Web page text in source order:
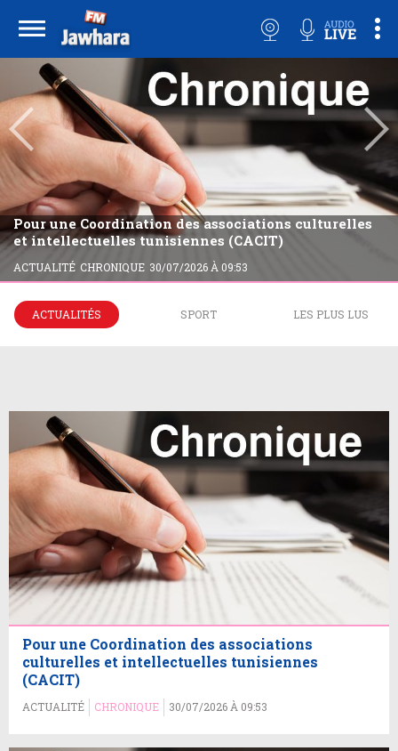
Pour une Coordination des associations culturelles
et intellectuelles tunisiennes (CACIT)
ACTUALITÉ CHRONIQUE 30/07/2026 À 09:53
ACTUALITÉS SPORT LES PLUS LUS
Pour une Coordination des associations
culturelles et intellectuelles tunisiennes
(CACIT)
ACTUALITÉ CHRONIQUE 30/07/2026 À 09:53